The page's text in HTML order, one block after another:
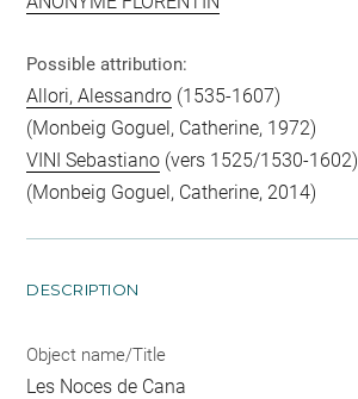
Possible attribution:
Allori, Alessandro (1535-1607)
(Monbeig Goguel, Catherine, 1972)
VINI Sebastiano (vers 1525/1530-1602)
(Monbeig Goguel, Catherine, 2014)
DESCRIPTION
Object name/Title
Les Noces de Cana